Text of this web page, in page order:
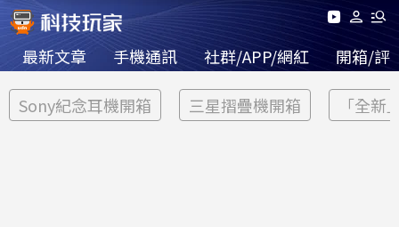
最新文章 手機通訊 社群/APP/網紅 開箱/評
Sony紀念耳機開箱 三星摺疊機開箱 「全新